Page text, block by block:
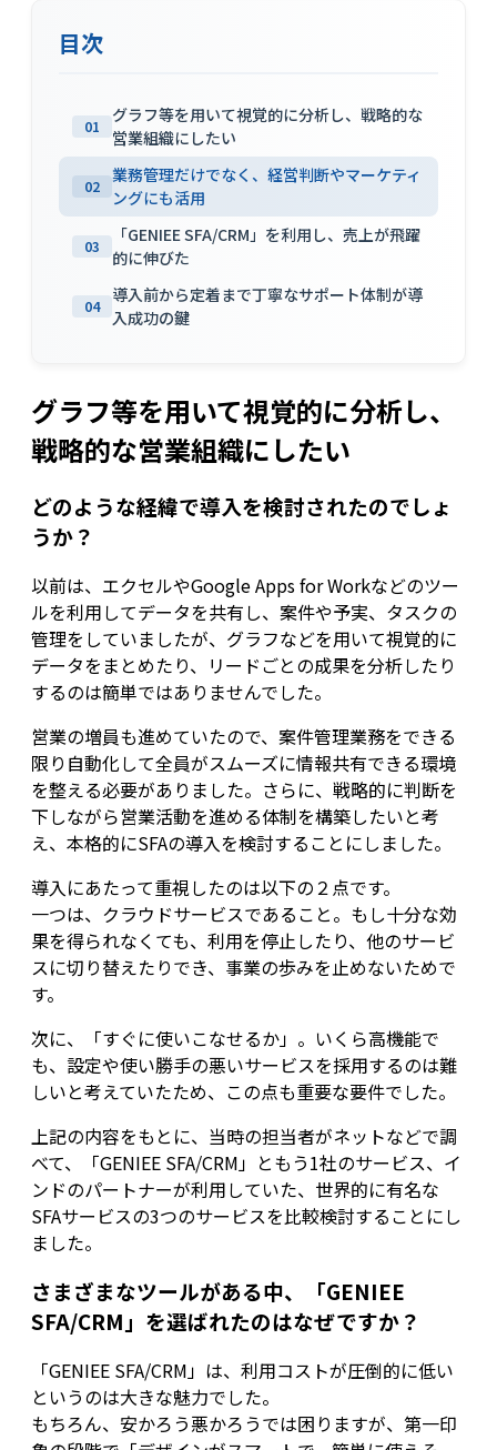
目次
01
グラフ等を用いて視覚的に分析し、戦略的な
営業組織にしたい
02
業務管理だけでなく、経営判断やマーケティ
ングにも活用
03
「GENIEE SFA/CRM」を利用し、売上が飛躍
的に伸びた
04
導入前から定着まで丁寧なサポート体制が導
入成功の鍵
グラフ等を用いて視覚的に分析し、
戦略的な営業組織にしたい
どのような経緯で導入を検討されたのでしょ
うか？
以前は、エクセルやGoogle Apps for Workなどのツー
ルを利用してデータを共有し、案件や予実、タスクの
管理をしていましたが、グラフなどを用いて視覚的に
データをまとめたり、リードごとの成果を分析したり
するのは簡単ではありませんでした。
営業の増員も進めていたので、案件管理業務をできる
限り自動化して全員がスムーズに情報共有できる環境
を整える必要がありました。さらに、戦略的に判断を
下しながら営業活動を進める体制を構築したいと考
え、本格的にSFAの導入を検討することにしました。
導入にあたって重視したのは以下の２点です。
一つは、クラウドサービスであること。もし十分な効
果を得られなくても、利用を停止したり、他のサービ
スに切り替えたりでき、事業の歩みを止めないためで
す。
次に、「すぐに使いこなせるか」。いくら高機能で
も、設定や使い勝手の悪いサービスを採用するのは難
しいと考えていたため、この点も重要な要件でした。
上記の内容をもとに、当時の担当者がネットなどで調
べて、「GENIEE SFA/CRM」ともう1社のサービス、イ
ンドのパートナーが利用していた、世界的に有名な
SFAサービスの3つのサービスを比較検討することにし
ました。
さまざまなツールがある中、「GENIEE
SFA/CRM」を選ばれたのはなぜですか？
「GENIEE SFA/CRM」は、利用コストが圧倒的に低い
というのは大きな魅力でした。
もちろん、安かろう悪かろうでは困りますが、第一印